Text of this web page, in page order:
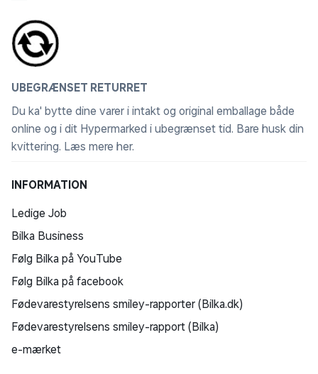
UBEGRÆNSET RETURRET
Du ka' bytte dine varer i intakt og original emballage både
online og i dit Hypermarked i ubegrænset tid. Bare husk din
kvittering. Læs mere her.
INFORMATION
Ledige Job
Bilka Business
Følg Bilka på YouTube
Følg Bilka på facebook
Fødevarestyrelsens smiley-rapporter (Bilka.dk)
Fødevarestyrelsens smiley-rapport (Bilka)
e-mærket